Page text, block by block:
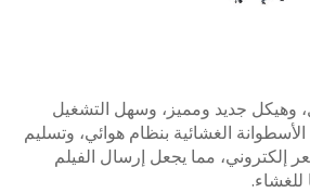
جديد ومميز، وسهل التشغيل
الغشائية بنظام هوائي، وتسليم
مما يجعل إرسال الفيلم